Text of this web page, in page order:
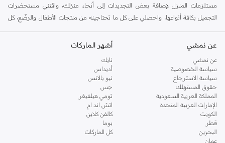
مستلزمات المنزل لإضافة بعض التجديدات إلى أنحاء منزلك، واقتني مستحضرات
التجميل بكافة أنواعها، واحصلي على كل ما تحتاجينه من منتجات الأطفال والرضّع، كل
أفضل العلامات التجارية في السعودية
يضم متجر نمشي السعودية أونلاين مجموعة ضخمة من المنتجات من أفضل العلامات
التجارية، بداية من الأزياء وحتى مستلزمات المنزل. ستجد لدينا كل ما ترغب به من
الملابس والأحذية والإكسسوارات وكافة احتياجاتك الأخرى من علامات رائدة مثل:
ديفاكتو ، و ديزل، وبيير كاردان تومي هيلفيغر، وريفر ايلاند
ومايكل كورس ، وبيفرلي هيلز بولو كلوب ، وأمريكان إيجل
لورين
كما ستجد ملابس للكبار والأطفال لدى نمشي السعودية من علامات مثل
عن نمشي
عن نمشي
سياسة الخصوصية
سياسة الاسترجاع
حقوق المستهلك
المملكة العربية السعودية
الإمارات العربية المتحدة
الكويت
قطر
البحرين
عمان
أشهر الماركات
نايك
أديداس
نيو بالانس
جس
تومي هيلفيغر
اتش اند ام
كالفن كلاين
بوما
كل الماركات